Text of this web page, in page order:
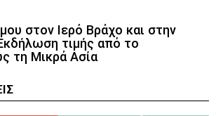
στον Ιερό Βράχο και στην
τιμής από το
τη Μικρά Ασία